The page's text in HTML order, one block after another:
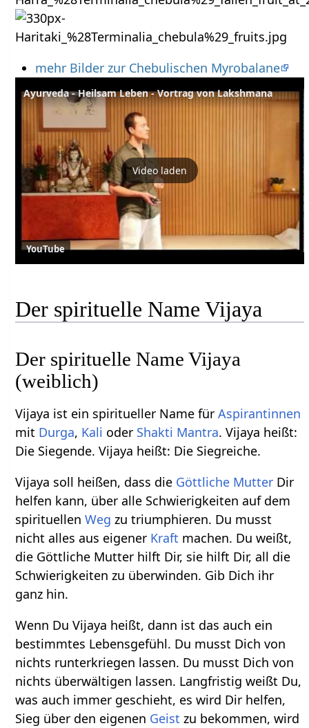
mehr Bilder zur Chebulischen Myrobalane
Ayurveda - Heilsam Leben - Vortrag von Lakshmana
Video laden
YouTube
Der spirituelle Name Vijaya
Der spirituelle Name Vijaya
(weiblich)
Vijaya ist ein spiritueller Name fürAspirantinnen
mit Durga, Kali oder Shakti Mantra. Vijaya heißt:
Die Siegende. Vijaya heißt: Die Siegreiche.
Vijaya soll heißen, dass die Göttliche Mutter Dir
helfen kann, über alle Schwierigkeiten auf dem
spirituellenWeg zu triumphieren. Du musst
nicht alles aus eigener Kraft machen. Du weißt,
die Göttliche Mutter hilft Dir, sie hilft Dir, all die
Schwierigkeiten zu überwinden. Gib Dich ihr
ganz hin.
Wenn Du Vijaya heißt, dann ist das auch ein
bestimmtes Lebensgefühl. Du musst Dich von
nichts runterkriegen lassen. Du musst Dich von
nichts überwältigen lassen. Langfristig weißt Du,
was auch immer geschieht, es wird Dir helfen,
Sieg über den eigenen Geist zu bekommen, wird